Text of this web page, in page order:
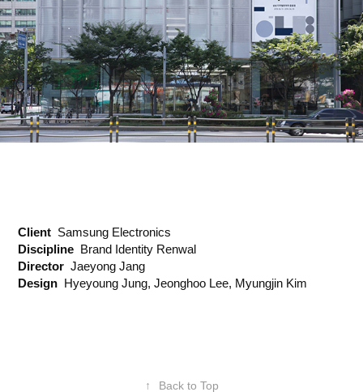
Client Samsung Electronics
Discipline Brand Identity Renwal
Director Jaeyong Jang
Design Hyeyoung Jung, Jeonghoo Lee, Myungjin Kim
↑ Back to Top